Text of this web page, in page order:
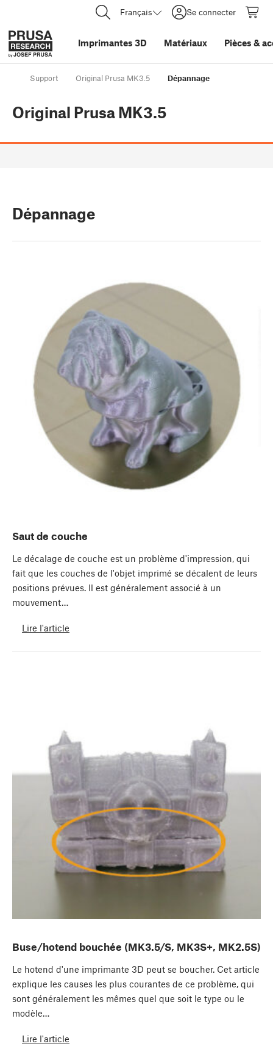
Français Se connecter
Imprimantes 3D Matériaux Pièces &
Support Original Prusa MK3.5 Dépannage
Original Prusa MK3.5
Dépannage
Saut de couche
Le décalage de couche est un problème d'impression, qui
fait que les couches de l'objet imprimé se décalent de leurs
positions prévues. Il est généralement associé à un
mouvement…
Lire l'article
Buse/hotend bouchée (MK3.5/S, MK3S+, MK2.5S)
Le hotend d'une imprimante 3D peut se boucher. Cet article
explique les causes les plus courantes de ce problème, qui
sont généralement les mêmes quel que soit le type ou le
modèle…
Lire l'article